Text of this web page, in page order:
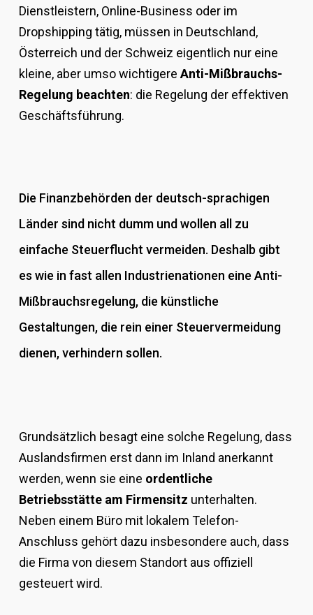
Dienstleistern, Online-Business oder im
Dropshipping tätig, müssen in Deutschland,
Österreich und der Schweiz eigentlich nur eine
kleine, aber umso wichtigere Anti-Mißbrauchs-
Regelung beachten: die Regelung der effektiven
Geschäftsführung.
Die Finanzbehörden der deutsch-sprachigen
Länder sind nicht dumm und wollen all zu
einfache Steuerflucht vermeiden. Deshalb gibt
es wie in fast allen Industrienationen eine Anti-
Mißbrauchsregelung, die künstliche
Gestaltungen, die rein einer Steuervermeidung
dienen, verhindern sollen.
Grundsätzlich besagt eine solche Regelung, dass
Auslandsfirmen erst dann im Inland anerkannt
werden, wenn sie eine ordentliche
Betriebsstätte am Firmensitz unterhalten.
Neben einem Büro mit lokalem Telefon-
Anschluss gehört dazu insbesondere auch, dass
die Firma von diesem Standort aus offiziell
gesteuert wird.